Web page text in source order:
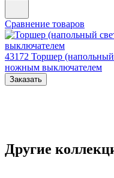
Сравнение товаров
43172 Торшер
ножным выключателем
Заказать
Другие